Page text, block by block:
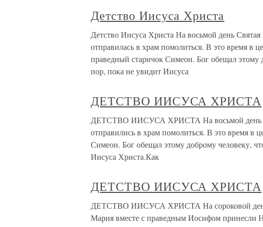
Детство Иисуса Христа
Детство Иисуса Христа На восьмой день
отправилась в храм помолиться. В это время в
праведный старичок Симеон. Бог обещал этому
пор, пока не увидит Иисуса
ДЕТСТВО ИИСУСА ХРИСТА
ДЕТСТВО ИИСУСА ХРИСТА На восьмой день
отправились в храм помолиться. В это время в
Симеон. Бог обещал этому доброму человеку,
Иисуса Христа.Как
ДЕТСТВО ИИСУСА ХРИСТА
ДЕТСТВО ИИСУСА ХРИСТА На сороковой день
Мария вместе с праведным Иосифом принесли